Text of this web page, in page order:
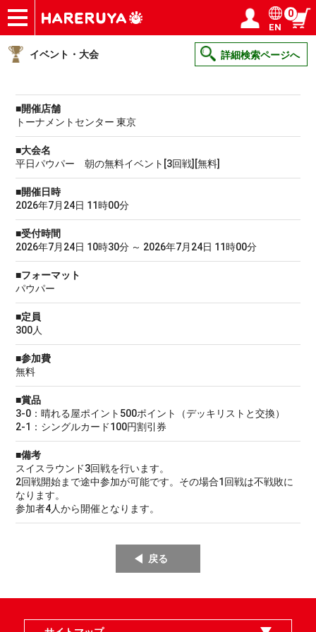
ショップ
買取
記事
デッキ検索
デッキ構築
選手一覧
店舗一覧
イベント
ヘルプ
お問い合わせ ログイン／会員登録
EN
0
イベント・大会 詳細検索ページへ
■開催店舗
トーナメントセンター 東京
■大会名
平日パウパー 朝の無料イベント[3回戦][無料]
■開催日時
2026年7月24日 11時00分
■受付時間
2026年7月24日 10時30分 ～ 2026年7月24日 11時00分
■フォーマット
パウパー
■定員
300人
■参加費
無料
■賞品
3-0：晴れる屋ポイント500ポイント（デッキリストと交換）
2-1：シングルカード100円割引券
■備考
スイスラウンド3回戦を行います。
2回戦開始まで途中参加が可能です。その場合1回戦は不戦敗に
なります。
参加者4人から開催となります。
戻る